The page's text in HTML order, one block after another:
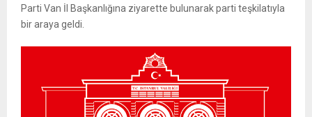
Parti Van İl Başkanlığına ziyarette bulunarak parti teşkilatıyla
bir araya geldi.